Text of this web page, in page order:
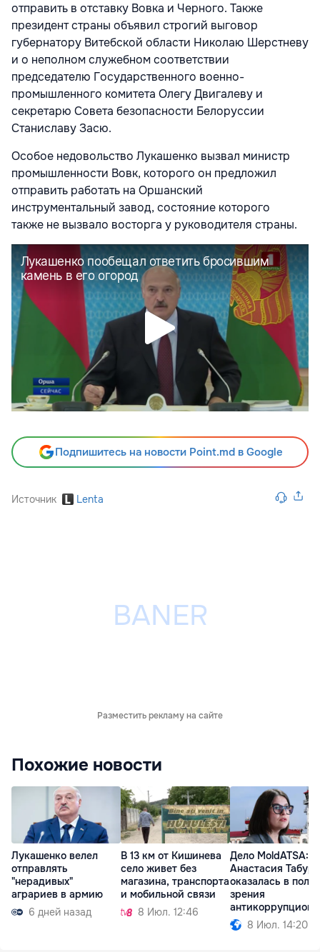
отправить в отставку Вовка и Черного. Также
президент страны объявил строгий выговор
губернатору Витебской области Николаю Шерстневу
и о неполном служебном соответствии
председателю Государственного военно-
промышленного комитета Олегу Двигалеву и
секретарю Совета безопасности Белоруссии
Станиславу Засю.
Особое недовольство Лукашенко вызвал министр
промышленности Вовк, которого он предложил
отправить работать на Оршанский
инструментальный завод, состояние которого
также не вызвало восторга у руководителя страны.
Подпишитесь на новости Point.md в Google
Источник Lenta
Разместить рекламу на сайте
Похожие новости
Лукашенко велел
отправлять
"нерадивых"
аграриев в армию
6 дней назад
В 13 км от Кишинева
село живет без
магазина, транспорта
и мобильной связи
8 Июл. 12:46
Дело MoldATSA:
Анастасия
оказалась в поле
зрения
органов
8 Июл. 14:20